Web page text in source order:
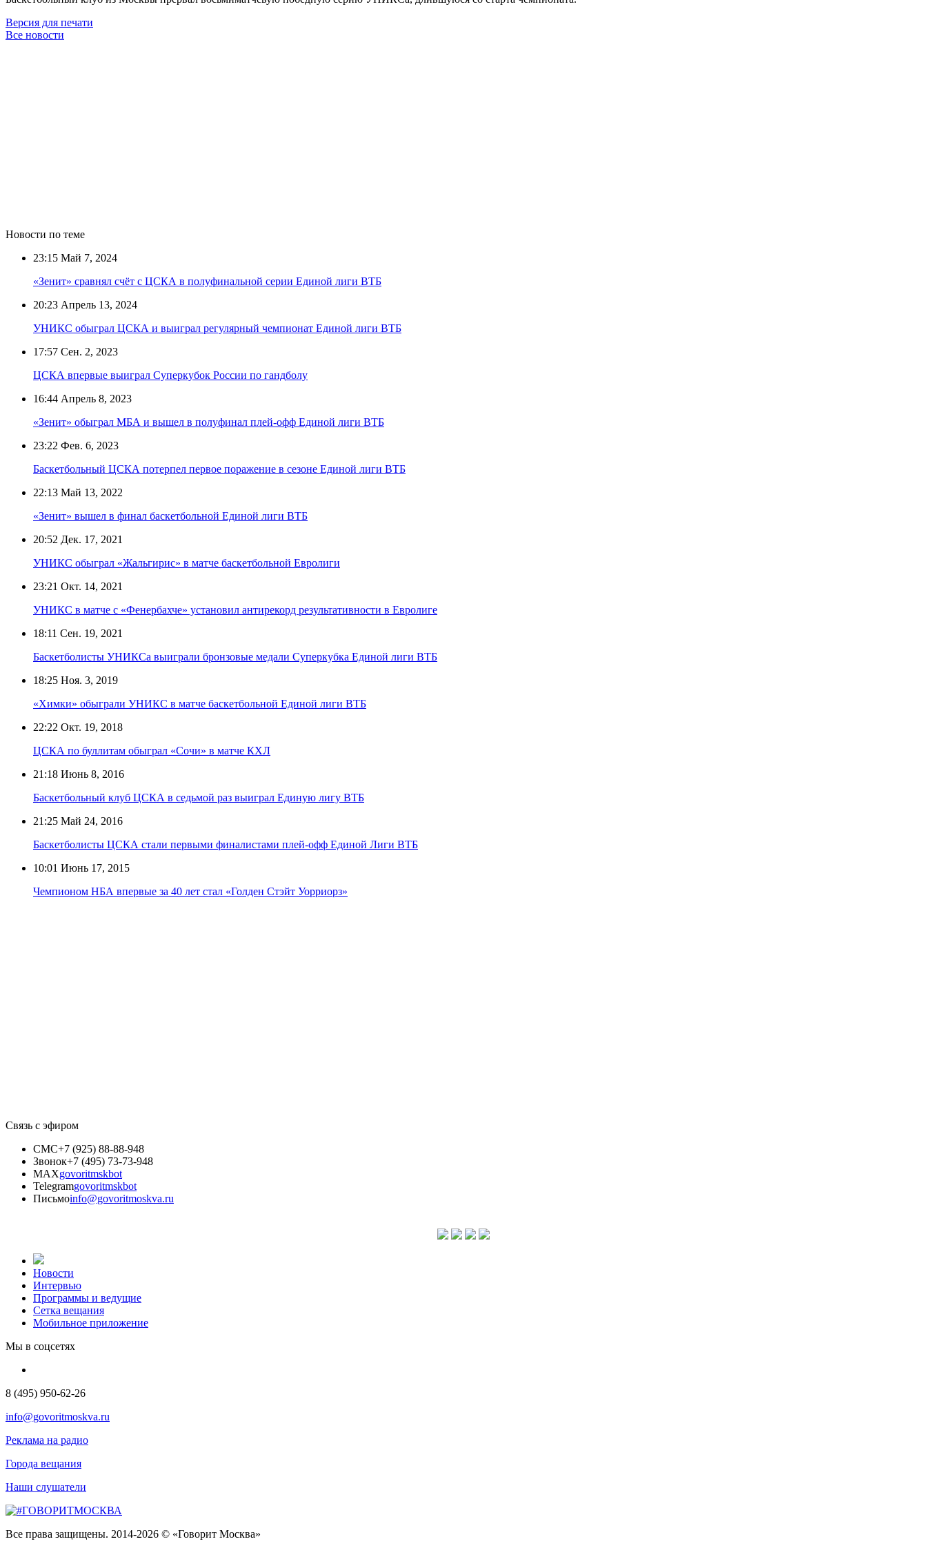
Версия для печати
Все новости
Новости по теме
23:15 Май 7, 2024
«Зенит» сравнял счёт с ЦСКА в полуфинальной серии Единой лиги ВТБ
20:23 Апрель 13, 2024
УНИКС обыграл ЦСКА и выиграл регулярный чемпионат Единой лиги ВТБ
17:57 Сен. 2, 2023
ЦСКА впервые выиграл Суперкубок России по гандболу
16:44 Апрель 8, 2023
«Зенит» обыграл МБА и вышел в полуфинал плей-офф Единой лиги ВТБ
23:22 Фев. 6, 2023
Баскетбольный ЦСКА потерпел первое поражение в сезоне Единой лиги ВТБ
22:13 Май 13, 2022
«Зенит» вышел в финал баскетбольной Единой лиги ВТБ
20:52 Дек. 17, 2021
УНИКС обыграл «Жальгирис» в матче баскетбольной Евролиги
23:21 Окт. 14, 2021
УНИКС в матче с «Фенербахче» установил антирекорд результативности в Евролиге
18:11 Сен. 19, 2021
Баскетболисты УНИКСа выиграли бронзовые медали Суперкубка Единой лиги ВТБ
18:25 Ноя. 3, 2019
«Химки» обыграли УНИКС в матче баскетбольной Единой лиги ВТБ
22:22 Окт. 19, 2018
ЦСКА по буллитам обыграл «Сочи» в матче КХЛ
21:18 Июнь 8, 2016
Баскетбольный клуб ЦСКА в седьмой раз выиграл Единую лигу ВТБ
21:25 Май 24, 2016
Баскетболисты ЦСКА стали первыми финалистами плей-офф Единой Лиги ВТБ
10:01 Июнь 17, 2015
Чемпионом НБА впервые за 40 лет стал «Голден Стэйт Уорриорз»
Связь с эфиром
СМС+7 (925) 88-88-948
Звонок+7 (495) 73-73-948
MAXgovoritmskbot
Telegramgovoritmskbot
Письмоinfo@govoritmoskva.ru
Новости
Интервью
Программы и ведущие
Сетка вещания
Мобильное приложение
Мы в соцсетях
8 (495) 950-62-26
info@govoritmoskva.ru
Реклама на радио
Города вещания
Наши слушатели
Все права защищены. 2014-2026 © «Говорит Москва»